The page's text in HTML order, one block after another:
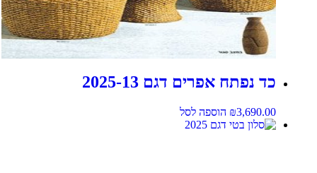
כד נפתח אפרים דגם 2025-13
₪3,690.00 הוספה לסל